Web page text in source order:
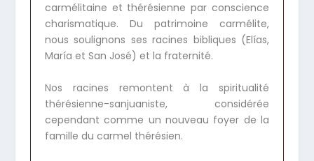
carmélitaine et thérésienne par conscience
charismatique. Du patrimoine carmélite,
nous soulignons ses racines bibliques (Elías,
María et San José) et la fraternité.
Nos racines remontent à la spiritualité
thérésienne-sanjuaniste, considérée
cependant comme un nouveau foyer de la
famille du carmel thérésien.